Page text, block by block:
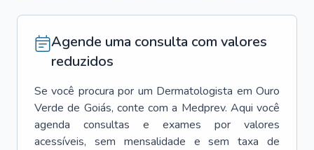
Agende uma consulta com valores
reduzidos
Se você procura por um Dermatologista em Ouro
Verde de Goiás, conte com a Medprev. Aqui você
agenda consultas e exames por valores
acessíveis, sem mensalidade e sem taxa de